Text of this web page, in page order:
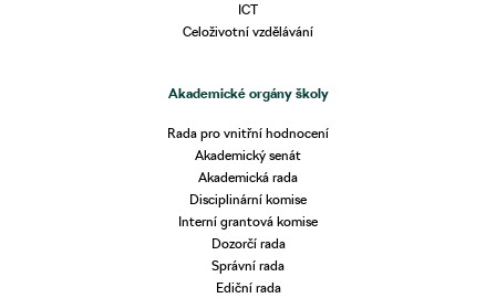
ICT
Celoživotní vzdělávání
Akademické orgány školy
Rada pro vnitřní hodnocení
Akademický senát
Akademická rada
Disciplinární komise
Interní grantová komise
Dozorčí rada
Správní rada
Ediční rada